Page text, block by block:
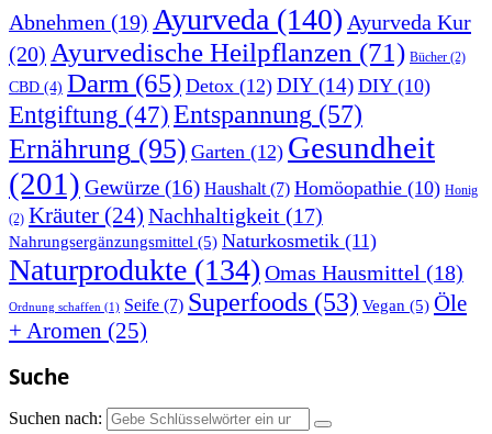
Abnehmen (19) Ayurveda (140) Ayurveda Kur
(20) Ayurvedische Heilpflanzen (71) Bücher (2)
CBD (4) Darm (65) Detox (12) DIY(14) DIY(10)
Entgiftung (47)Entspannung (57)
Ernährung (95) Garten (12) Gesundheit
(201) Gewürze (16) Haushalt(7) Homöopathie (10) Honig
(2) Kräuter (24) Nachhaltigkeit (17)
Nahrungsergänzungsmittel (5) Naturkosmetik (11)
Naturprodukte (134) Omas Hausmittel (18)
Ordnung schaffen (1) Seife (7) Superfoods (53) Vegan (5) Öle
+ Aromen (25)
Suche
Suchen nach: